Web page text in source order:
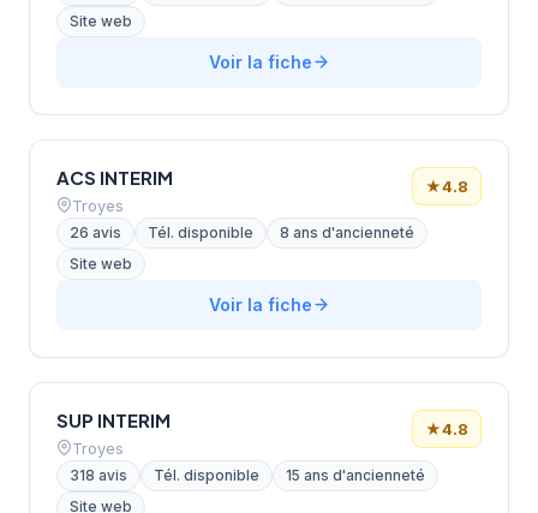
Site web
Voir la fiche
ACS INTERIM
Troyes
★4.8
26 avis Tél. disponible
8 ans d'ancienneté
Site web
Voir la fiche
SUP INTERIM
Troyes
★4.8
318 avis Tél. disponible
15 ans d'ancienneté
Site web